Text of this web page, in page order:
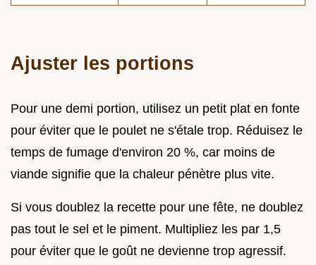
Ajuster les portions
Pour une demi portion, utilisez un petit plat en fonte
pour éviter que le poulet ne s'étale trop. Réduisez le
temps de fumage d'environ 20 %, car moins de
viande signifie que la chaleur pénètre plus vite.
Si vous doublez la recette pour une fête, ne doublez
pas tout le sel et le piment. Multipliez les par 1,5
pour éviter que le goût ne devienne trop agressif.